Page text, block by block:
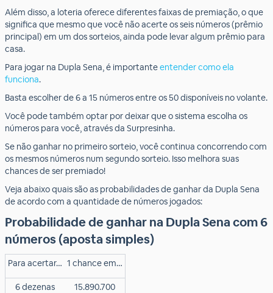
Além disso, a loteria oferece diferentes faixas de premiação, o que
significa que mesmo que você não acerte os seis números (prêmio
principal) em um dos sorteios, ainda pode levar algum prêmio para
casa.
Para jogar na Dupla Sena, é importanteentendercomo ela
funciona.
Basta escolher de 6 a 15 números entre os 50 disponíveis no volante.
Você pode também optar por deixar que o sistema escolha os
números para você, através da Surpresinha.
Se não ganhar no primeiro sorteio, você continua concorrendo com
os mesmos números num segundo sorteio. Isso melhora suas
chances de ser premiado!
Veja abaixo quais são as probabilidades de ganhar da Dupla Sena
de acordo com a quantidade de números jogados:
Probabilidade de ganhar na Dupla Sena com 6
números (aposta simples)
Para acertar… 1 chance em…
6 dezenas 15.890.700